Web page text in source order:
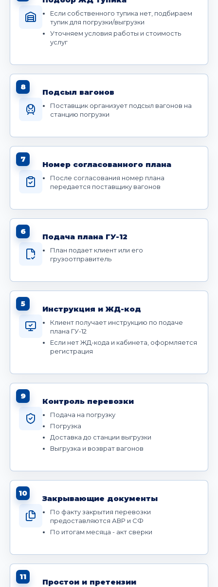
Если собственного тупика нет, подбираем
тупик для погрузки/выгрузки
Уточняем условия работы и стоимость
услуг
8
Подсыл вагонов
Поставщик организует подсыл вагонов на
станцию погрузки
7
Номер согласованного плана
После согласования номер плана
передается поставщику вагонов
6
Подача плана ГУ-12
План подает клиент или его
грузоотправитель
5
Инструкция и ЖД-код
Клиент получает инструкцию по подаче
плана ГУ-12
Если нет ЖД-кода и кабинета, оформляется
регистрация
9
Контроль перевозки
Подача на погрузку
Погрузка
Доставка до станции выгрузки
Выгрузка и возврат вагонов
10
Закрывающие документы
По факту закрытия перевозки
предоставляются АВР и СФ
По итогам месяца - акт сверки
11
Простои и претензии